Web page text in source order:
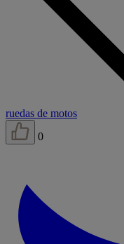
ruedas de motos
0